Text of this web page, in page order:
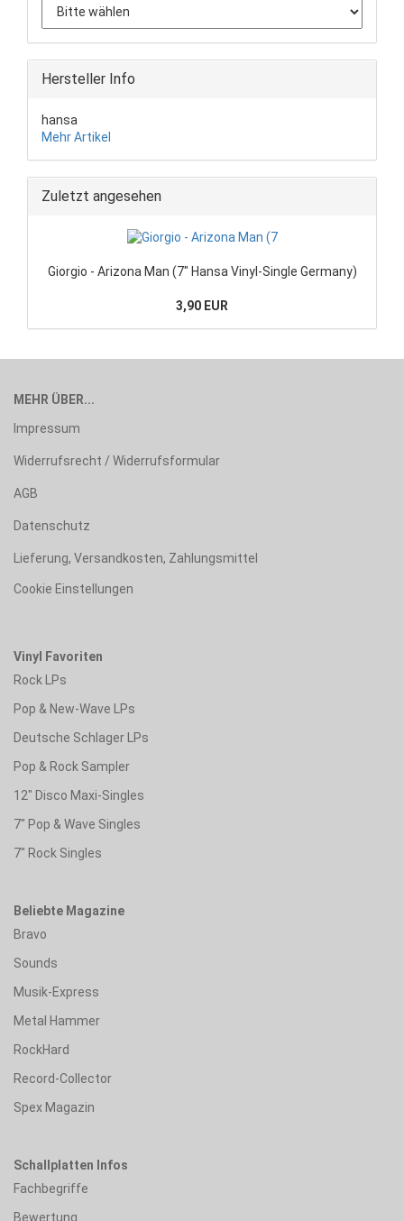
Hersteller Info
hansa
Mehr Artikel
Zuletzt angesehen
Giorgio - Arizona Man (7" Hansa Vinyl-Single Germany)
3,90 EUR
MEHR ÜBER...
Impressum
Widerrufsrecht / Widerrufsformular
AGB
Datenschutz
Lieferung, Versandkosten, Zahlungsmittel
Cookie Einstellungen
Vinyl Favoriten
Rock LPs
Pop & New-Wave LPs
Deutsche Schlager LPs
Pop & Rock Sampler
12" Disco Maxi-Singles
7" Pop & Wave Singles
7" Rock Singles
Beliebte Magazine
Bravo
Sounds
Musik-Express
Metal Hammer
RockHard
Record-Collector
Spex Magazin
Schallplatten Infos
Fachbegriffe
Bewertung